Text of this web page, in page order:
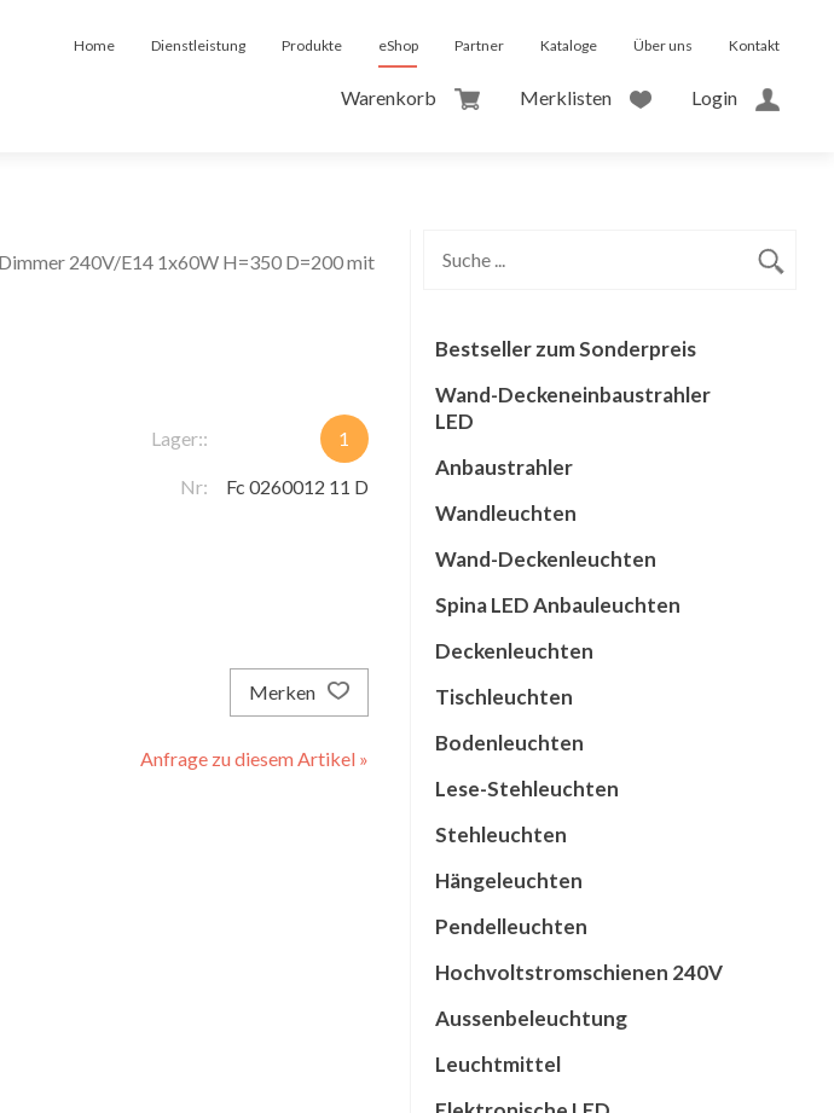
Home Dienstleistung Produkte eShop Partner Kataloge Über uns Kontakt
Warenkorb Merklisten Login
240V/E14 1x60W H=350 D=200 mit
Lager:: 1
Nr: Fc 0260012 11 D
Merken
Anfrage zu diesem Artikel »
Bestseller zum Sonderpreis
Wand-Deckeneinbaustrahler
LED
Anbaustrahler
Wandleuchten
Wand-Deckenleuchten
Spina LED Anbauleuchten
Deckenleuchten
Tischleuchten
Bodenleuchten
Lese-Stehleuchten
Stehleuchten
Hängeleuchten
Pendelleuchten
Hochvoltstromschienen 240V
Aussenbeleuchtung
Leuchtmittel